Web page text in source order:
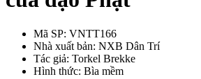
Mã SP: VNTT166
Nhà xuất bản: NXB Dân Trí
Tác giả: Torkel Brekke
Hình thức: Bìa mềm